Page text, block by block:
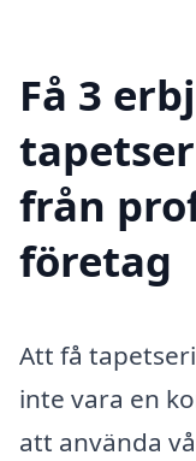
Få 3
från
företag
Att få
inte vara en
att använda